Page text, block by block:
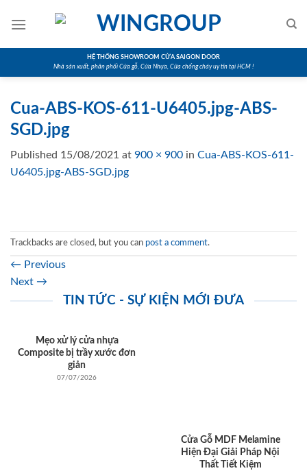
HỆ THỐNG SHOWROOM CỬA SAIGON DOOR
Nhà sản xuất, phân phối Cửa gỗ, Cửa Nhựa, Cửa chống cháy uy tín tại HCM !
Cua-ABS-KOS-611-U6405.jpg-ABS-
SGD.jpg
Published 15/08/2021 at 900 × 900 in Cua-ABS-KOS-611-
U6405.jpg-ABS-SGD.jpg
Trackbacks are closed, but you can post a comment.
← Previous
Next →
TIN TỨC - SỰ KIỆN MỚI ĐƯA
Mẹo xử lý cửa nhựa
Composite bị trầy xước đơn
giản
07/07/2026
Cửa Gỗ MDF Melamine
Hiện Đại Giải Pháp Nội
Thất Tiết Kiệm